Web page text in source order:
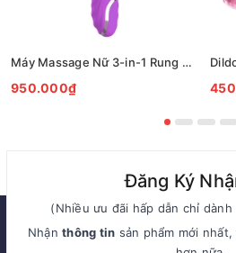
Máy Massage Nữ 3-in-1 Rung Đa Chức Năng Kích Thích Điểm G
950.000₫
Đăng Ký
(Nhiều ưu đãi hấp dẫn chỉ
Nhậnthông tin sản phẩm mới